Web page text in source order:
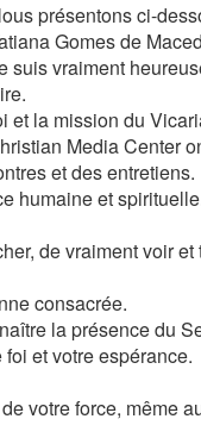
présentons ci-
Gomes de
suis vraiment
et la mission du
Media Center
et des entretiens.
humaine et
de vraiment voir
consacrée.
la présence du
et votre espérance.
votre force, même